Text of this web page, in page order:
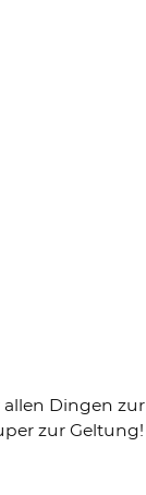
Dingen zur
zur Geltung!